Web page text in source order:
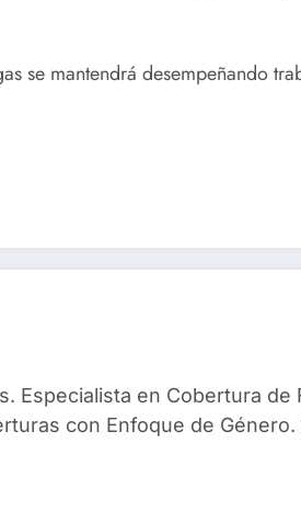
se mantendrá desempeñando
Especialista en Cobertura de
con Enfoque de Género.